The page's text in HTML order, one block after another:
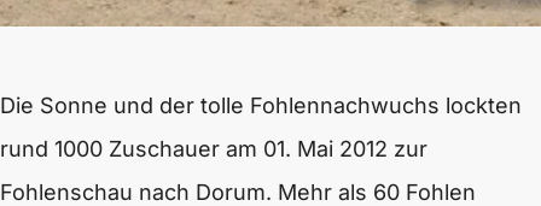
Die Sonne und der tolle Fohlennachwuchs lockten
rund 1000 Zuschauer am 01. Mai 2012 zur
Fohlenschau nach Dorum. Mehr als 60 Fohlen